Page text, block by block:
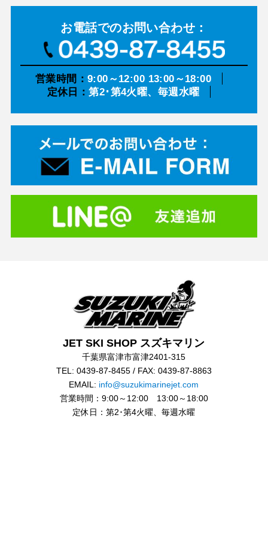
お電話でのお問い合わせ：
営業時間： 9:00～12:00 13:00～18:00
定休日：第2･第4火曜、毎週水曜
JET SKI SHOP スズキマリン
千葉県富津市富津2401-315
TEL: 0439-87-8455 / FAX: 0439-87-8863
EMAIL: info@suzukimarinejet.com
営業時間：9:00～12:00 13:00～18:00
定休日：第2･第4火曜、毎週水曜